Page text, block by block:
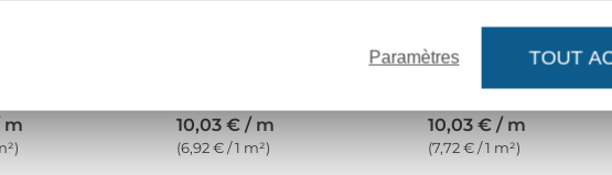
m
10,03 € / m
(6,92 € / 1 m²)
10,03 € / m
(7,72 € / 1 m²)
Paramètres TOUT